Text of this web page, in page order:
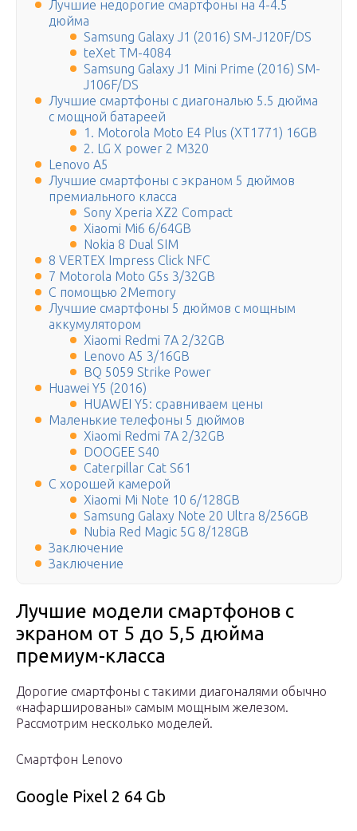
Лучшие недорогие смартфоны на 4-4.5
дюйма
Samsung Galaxy J1 (2016) SM-J120F/DS
teXet TM-4084
Samsung Galaxy J1 Mini Prime (2016) SM-
J106F/DS
Лучшие смартфоны с диагональю 5.5 дюйма
с мощной батареей
1. Motorola Moto E4 Plus (XT1771) 16GB
2. LG X power 2 M320
Lenovo A5
Лучшие смартфоны с экраном 5 дюймов
премиального класса
Sony Xperia XZ2 Compact
Xiaomi Mi6 6/64GB
Nokia 8 Dual SIM
8 VERTEX Impress Click NFC
7 Motorola Moto G5s 3/32GB
С помощью 2Memory
Лучшие смартфоны 5 дюймов с мощным
аккумулятором
Xiaomi Redmi 7A 2/32GB
Lenovo A5 3/16GB
BQ 5059 Strike Power
Huawei Y5 (2016)
HUAWEI Y5: сравниваем цены
Маленькие телефоны 5 дюймов
Xiaomi Redmi 7A 2/32GB
DOOGEE S40
Caterpillar Cat S61
С хорошей камерой
Xiaomi Mi Note 10 6/128GB
Samsung Galaxy Note 20 Ultra 8/256GB
Nubia Red Magic 5G 8/128GB
Заключение
Заключение
Лучшие модели смартфонов с
экраном от 5 до 5,5 дюйма
премиум-класса
Дорогие смартфоны с такими диагоналями обычно
«нафаршированы» самым мощным железом.
Рассмотрим несколько моделей.
Смартфон Lenovo
Google Pixel 2 64 Gb